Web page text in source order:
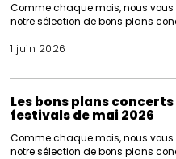
Comme chaque mois, nous vous
notre sélection de bons plans
1 juin 2026
Les bons plans
festivals de mai 2026
Comme chaque mois, nous vous
notre sélection de bons plans